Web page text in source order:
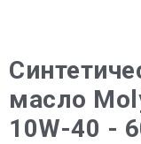
масло
10W-40 -